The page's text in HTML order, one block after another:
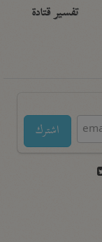
تفسير قتادة
اشترك